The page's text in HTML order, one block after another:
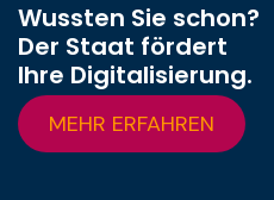
Wussten Sie schon?
Der Staat fördert
Ihre Digitalisierung.
MEHR ERFAHREN